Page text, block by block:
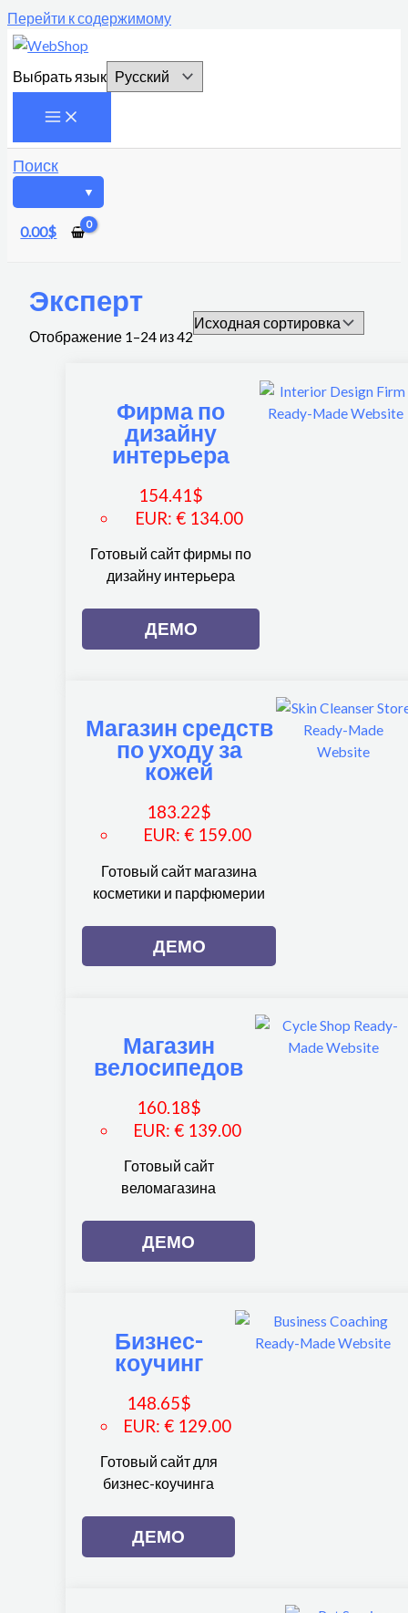
Перейти к содержимому
Выбрать язык
Поиск
0.00$
Эксперт
Отображение 1–24 из 42
Фирма по
дизайну
интерьера
154.41$
EUR:€ 134.00
Готовый сайт фирмы по
дизайну интерьера
ДЕМО
Магазин средств
по уходу за
кожей
183.22$
EUR:€ 159.00
Готовый сайт магазина
косметики и парфюмерии
ДЕМО
Магазин
велосипедов
160.18$
EUR: € 139.00
Готовый сайт
веломагазина
ДЕМО
Бизнес-
коучинг
148.65$
EUR: € 129.00
Готовый сайт для
бизнес-коучинга
ДЕМО